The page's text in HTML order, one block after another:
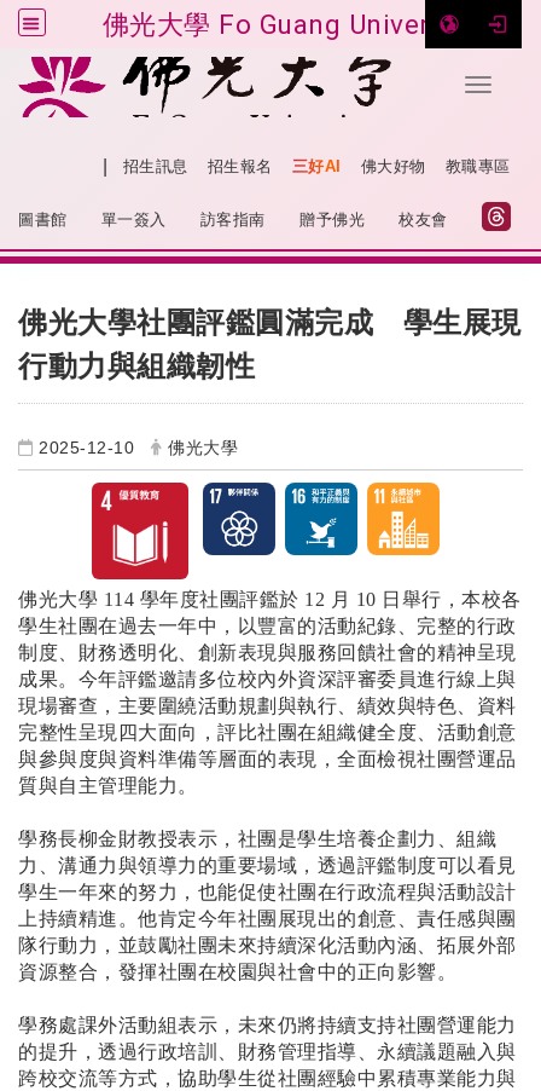
佛光大學 Fo Guang University
Toggle
跳到主要內容
招生訊息 招生報名 三好AI 佛大好物 教職專區
圖書館 單一簽入 訪客指南 贈予佛光 校友會
佛光大學社團評鑑圓滿完成 學生展現
行動力與組織韌性
2025-12-10 佛光大學
佛光大學 114 學年度社團評鑑於 12 月 10 日舉行，本校各
學生社團在過去一年中，以豐富的活動紀錄、完整的行政
制度、財務透明化、創新表現與服務回饋社會的精神呈現
成果。今年評鑑邀請多位校內外資深評審委員進行線上與
現場審查，主要圍繞活動規劃與執行、績效與特色、資料
完整性呈現四大面向，評比社團在組織健全度、活動創意
與參與度與資料準備等層面的表現，全面檢視社團營運品
質與自主管理能力。
學務長柳金財教授表示，社團是學生培養企劃力、組織
力、溝通力與領導力的重要場域，透過評鑑制度可以看見
學生一年來的努力，也能促使社團在行政流程與活動設計
上持續精進。他肯定今年社團展現出的創意、責任感與團
隊行動力，並鼓勵社團未來持續深化活動內涵、拓展外部
資源整合，發揮社團在校園與社會中的正向影響。
學務處課外活動組表示，未來仍將持續支持社團營運能力
的提升，透過行政培訓、財務管理指導、永續議題融入與
跨校交流等方式，協助學生從社團經驗中累積專業能力與